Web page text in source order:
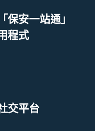
保安一站通」
程式
交平台